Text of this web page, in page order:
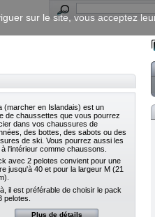
(marcher en Islandais) est un
de chaussettes que vous pourrez
dans vos chaussures de
des bottes, des sabots ou des
de ski. Vous pourrez aussi les
l'intérieur comme chaussons.
avec 2 pelotes convient pour une
jusqu'à 40 et pour la largeur M (21
il est préférable de choisir le pack
pelotes.
Plus de détails
sur le site, vous acceptez